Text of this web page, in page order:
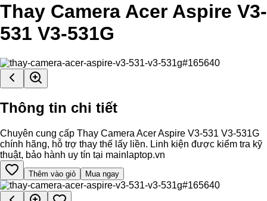
Thay Camera Acer Aspire V3-
531 V3-531G
Thông tin chi tiết
Chuyên cung cấp Thay Camera Acer Aspire V3-531 V3-531G
chính hãng, hỗ trợ thay thế lấy liền. Linh kiện được kiểm tra kỹ
thuật, bảo hành uy tín tại mainlaptop.vn
Thêm vào giỏ Mua ngay